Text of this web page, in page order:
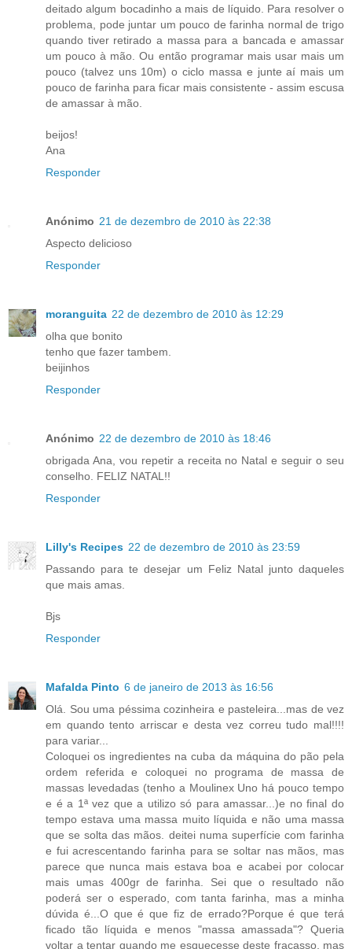
deitado algum bocadinho a mais de líquido. Para resolver o
problema, pode juntar um pouco de farinha normal de trigo
quando tiver retirado a massa para a bancada e amassar
um pouco à mão. Ou então programar mais usar mais um
pouco (talvez uns 10m) o ciclo massa e junte aí mais um
pouco de farinha para ficar mais consistente - assim escusa
de amassar à mão.
beijos!
Ana
Responder
Anónimo 21 de dezembro de 2010 às 22:38
Aspecto delicioso
Responder
moranguita 22 de dezembro de 2010 às 12:29
olha que bonito
tenho que fazer tambem.
beijinhos
Responder
Anónimo 22 de dezembro de 2010 às 18:46
obrigada Ana, vou repetir a receita no Natal e seguir o seu
conselho. FELIZ NATAL!!
Responder
Lilly's Recipes 22 de dezembro de 2010 às 23:59
Passando para te desejar um Feliz Natal junto daqueles
que mais amas.
Bjs
Responder
Mafalda Pinto 6 de janeiro de 2013 às 16:56
Olá. Sou uma péssima cozinheira e pasteleira...mas de vez
em quando tento arriscar e desta vez correu tudo mal!!!!
para variar...
Coloquei os ingredientes na cuba da máquina do pão pela
ordem referida e coloquei no programa de massa de
massas levedadas (tenho a Moulinex Uno há pouco tempo
e é a 1ª vez que a utilizo só para amassar...)e no final do
tempo estava uma massa muito líquida e não uma massa
que se solta das mãos. deitei numa superfície com farinha
e fui acrescentando farinha para se soltar nas mãos, mas
parece que nunca mais estava boa e acabei por colocar
mais umas 400gr de farinha. Sei que o resultado não
poderá ser o esperado, com tanta farinha, mas a minha
dúvida é...O que é que fiz de errado?Porque é que terá
ficado tão líquida e menos "massa amassada"? Queria
voltar a tentar quando me esquecesse deste fracasso, mas